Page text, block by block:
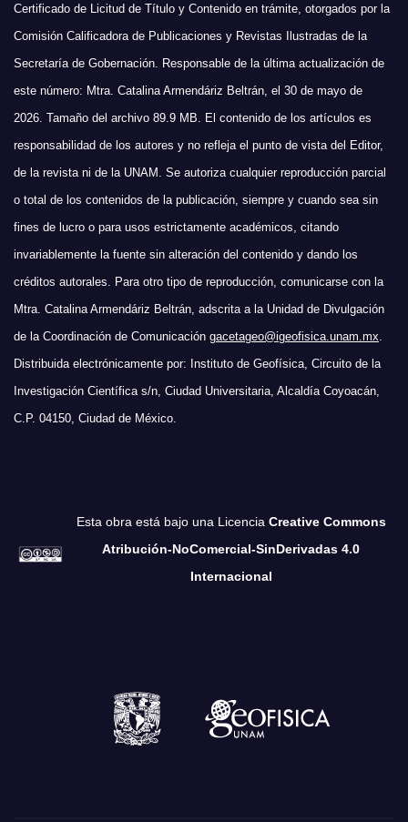
Certificado de Licitud de Título y Contenido en trámite, otorgados por la
Comisión Calificadora de Publicaciones y Revistas Ilustradas de la
Secretaría de Gobernación. Responsable de la última actualización de
este número: Mtra. Catalina Armendáriz Beltrán, el 30 de mayo de
2026. Tamaño del archivo 89.9 MB. El contenido de los artículos es
responsabilidad de los autores y no refleja el punto de vista del Editor,
de la revista ni de la UNAM. Se autoriza cualquier reproducción parcial
o total de los contenidos de la publicación, siempre y cuando sea sin
fines de lucro o para usos estrictamente académicos, citando
invariablemente la fuente sin alteración del contenido y dando los
créditos autorales. Para otro tipo de reproducción, comunicarse con la
Mtra. Catalina Armendáriz Beltrán, adscrita a la Unidad de Divulgación
de la Coordinación de Comunicación gacetageo@igeofisica.unam.mx.
Distribuida electrónicamente por: Instituto de Geofísica, Circuito de la
Investigación Científica s/n, Ciudad Universitaria, Alcaldía Coyoacán,
C.P. 04150, Ciudad de México.
Esta obra está bajo una Licencia Creative Commons
Atribución-NoComercial-SinDerivadas 4.0
Internacional